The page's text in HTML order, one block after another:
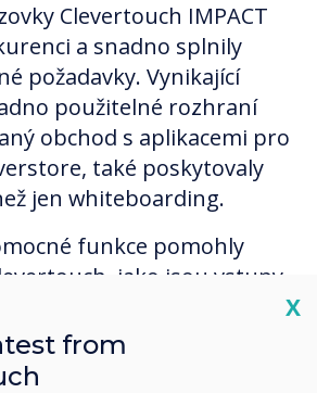
Clevertouch IMPACT
a snadno splnily
požadavky. Vynikající
použitelné rozhraní
obchod s aplikacemi pro
také poskytovaly
jen whiteboarding.
funkce pomohly
jako jsou vstupy
připojení jedním
k obrazovce, a
Clevermessage pro
X
from